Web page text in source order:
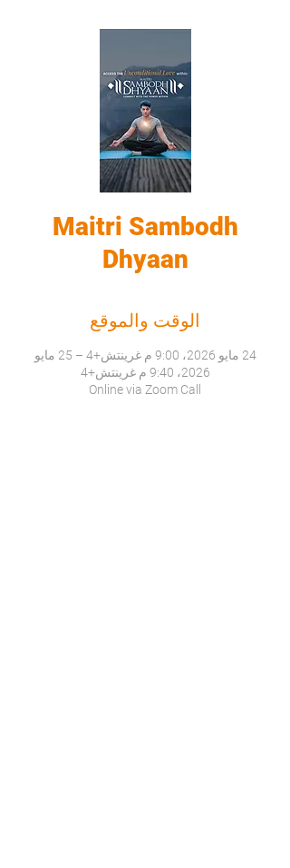
Maitri Sambodh
Dhyaan
الوقت والموقع
24 مايو 2026، 9:00 م غرينتش+4 – 25 مايو
2026، 9:40 م غرينتش+4
Online via Zoom Call